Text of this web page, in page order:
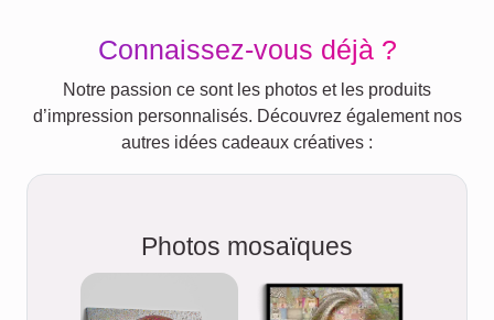
Connaissez-vous déjà ?
Notre passion ce sont les photos et les produits
d’impression personnalisés. Découvrez également nos
autres idées cadeaux créatives :
Photos mosaïques